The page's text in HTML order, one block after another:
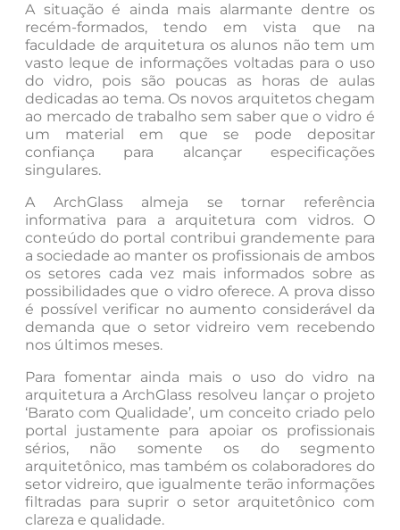
A situação é ainda mais alarmante dentre os
recém-formados, tendo em vista que na
faculdade de arquitetura os alunos não tem um
vasto leque de informações voltadas para o uso
do vidro, pois são poucas as horas de aulas
dedicadas ao tema. Os novos arquitetos chegam
ao mercado de trabalho sem saber que o vidro é
um material em que se pode depositar
confiança para alcançar especificações
singulares.
A ArchGlass almeja se tornar referência
informativa para a arquitetura com vidros. O
conteúdo do portal contribui grandemente para
a sociedade ao manter os profissionais de ambos
os setores cada vez mais informados sobre as
possibilidades que o vidro oferece. A prova disso
é possível verificar no aumento considerável da
demanda que o setor vidreiro vem recebendo
nos últimos meses.
Para fomentar ainda mais o uso do vidro na
arquitetura a ArchGlass resolveu lançar o projeto
‘Barato com Qualidade’, um conceito criado pelo
portal justamente para apoiar os profissionais
sérios, não somente os do segmento
arquitetônico, mas também os colaboradores do
setor vidreiro, que igualmente terão informações
filtradas para suprir o setor arquitetônico com
clareza e qualidade.